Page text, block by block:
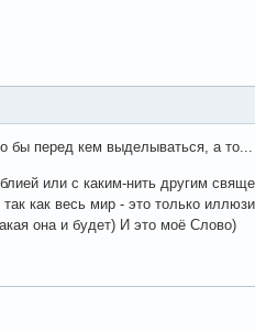
бы перед кем выделываться, а то...
или с каким-нить другим
как весь мир - это только
она и будет) И это моё Слово)